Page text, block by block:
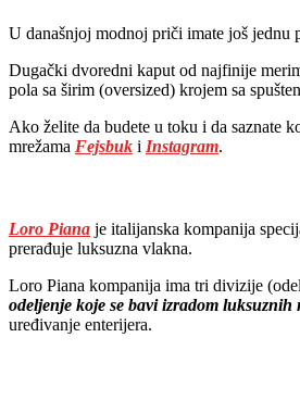
U današnjoj modnoj priči imate još
Dugački dvoredni kaput od najfinije
pola sa širim (oversized) krojem sa
Ako želite da budete u toku i da saznate
mrežama Fejsbuk i Instagram.
Loro Piana je italijanska kompanija
prerađuje luksuzna vlakna.
Loro Piana kompanija ima tri divizije
odeljenje koje se bavi izradom
uređivanje enterijera.